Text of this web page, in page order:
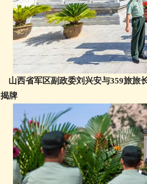
山西省军区副政委刘兴安与359旅旅
揭牌